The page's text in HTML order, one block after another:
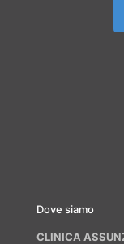
Dove siamo
CLINICA